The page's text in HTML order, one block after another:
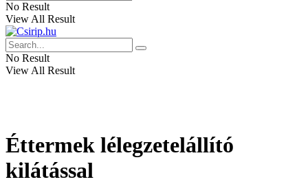
No Result
View All Result
No Result
View All Result
Éttermek lélegzetelállító
kilátással